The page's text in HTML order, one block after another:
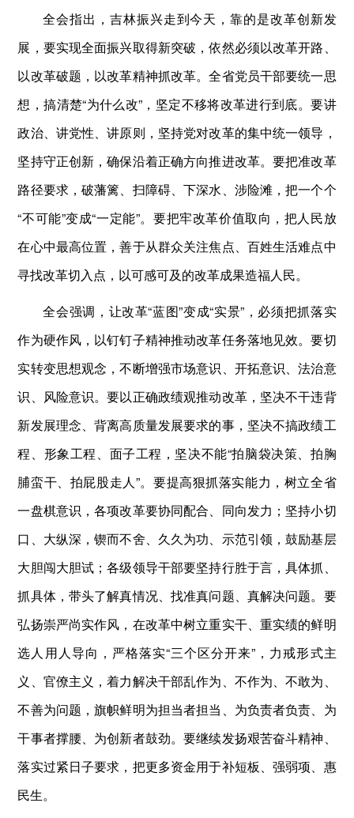
全会指出，吉林振兴走到今天，靠的是改革创新发
展，要实现全面振兴取得新突破，依然必须以改革开路、
以改革破题，以改革精神抓改革。全省党员干部要统一思
想，搞清楚“为什么改”，坚定不移将改革进行到底。要讲
政治、讲党性、讲原则，坚持党对改革的集中统一领导，
坚持守正创新，确保沿着正确方向推进改革。要把准改革
路径要求，破藩篱、扫障碍、下深水、涉险滩，把一个个
“不可能”变成“一定能”。要把牢改革价值取向，把人民放
在心中最高位置，善于从群众关注焦点、百姓生活难点中
寻找改革切入点，以可感可及的改革成果造福人民。
全会强调，让改革“蓝图”变成“实景”，必须把抓落实
作为硬作风，以钉钉子精神推动改革任务落地见效。要切
实转变思想观念，不断增强市场意识、开拓意识、法治意
识、风险意识。要以正确政绩观推动改革，坚决不干违背
新发展理念、背离高质量发展要求的事，坚决不搞政绩工
程、形象工程、面子工程，坚决不能“拍脑袋决策、拍胸
脯蛮干、拍屁股走人”。要提高狠抓落实能力，树立全省
一盘棋意识，各项改革要协同配合、同向发力；坚持小切
口、大纵深，锲而不舍、久久为功、示范引领，鼓励基层
大胆闯大胆试；各级领导干部要坚持行胜于言，具体抓、
抓具体，带头了解真情况、找准真问题、真解决问题。要
弘扬崇严尚实作风，在改革中树立重实干、重实绩的鲜明
选人用人导向，严格落实“三个区分开来”，力戒形式主
义、官僚主义，着力解决干部乱作为、不作为、不敢为、
不善为问题，旗帜鲜明为担当者担当、为负责者负责、为
干事者撑腰、为创新者鼓劲。要继续发扬艰苦奋斗精神、
落实过紧日子要求，把更多资金用于补短板、强弱项、惠
民生。